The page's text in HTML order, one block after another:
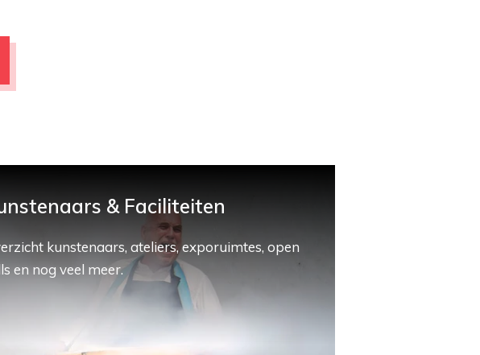
& Faciliteiten
kunstenaars, ateliers, exporuimtes, open
en nog veel meer.